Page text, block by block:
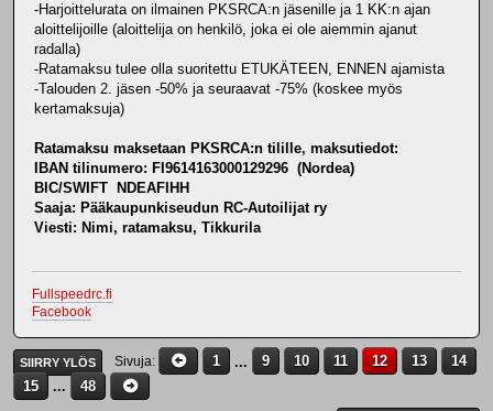
-Harjoittelurata on ilmainen PKSRCA:n jäsenille ja 1 KK:n ajan
aloittelijoille (aloittelija on henkilö, joka ei ole aiemmin ajanut
radalla)
-Ratamaksu tulee olla suoritettu ETUKÄTEEN, ENNEN ajamista
-Talouden 2. jäsen -50% ja seuraavat -75% (koskee myös
kertamaksuja)
Ratamaksu maksetaan PKSRCA:n tilille, maksutiedot:
IBAN tilinumero: FI9614163000129296 (Nordea)
BIC/SWIFT NDEAFIHH
Saaja: Pääkaupunkiseudun RC-Autoilijat ry
Viesti: Nimi, ratamaksu, Tikkurila
Fullspeedrc.fi
Facebook
SIIRRY YLÖS Sivuja 1 ... 9 10 11 12 13
14
15
... 48